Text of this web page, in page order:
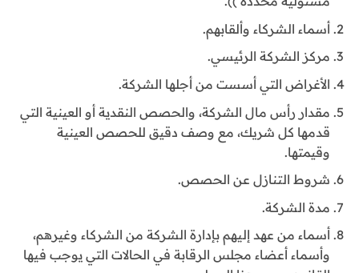
أسماء الشركاء وألقابهم.
مركز الشركة الرئيسي.
الأغراض التي أسست من أجلها الشركة.
مقدار رأس مال الشركة، والحصص النقدية أو العينية التي
قدمها كل شريك، مع وصف دقيق للحصص العينية
وقيمتها.
شروط التنازل عن الحصص.
مدة الشركة.
أسماء من عهد إليهم بإدارة الشركة من الشركاء وغيرهم،
وأسماء أعضاء مجلس الرقابة في الحالات التي يوجب فيها